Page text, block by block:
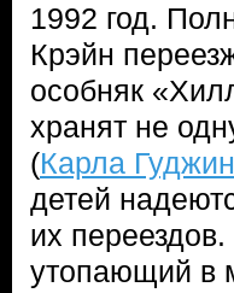
1992 год.
Крэйн
особняк
хранят не
(Карла
детей
их
утопающий в